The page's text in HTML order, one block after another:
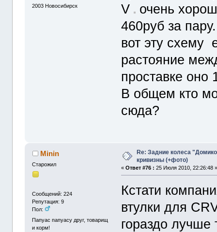
2003 Новосибирск
V очень
460руб за
вот эту схему
растояние
проставке оно
В общем кто
сюда?
Minin
Старожил
Сообщений: 224
Репутация: 9
Пол:
Папуас папуасу друг, товарищ
и корм!
Re: Задние колеса
кривизны (+фото)
«Ответ #76 : 25 Июля 2010, 22:26:48
Кстати
втулки для
гораздо лучше